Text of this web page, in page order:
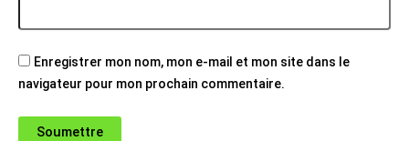
Enregistrer mon nom, mon e-mail et mon site dans le
navigateur pour mon prochain commentaire.